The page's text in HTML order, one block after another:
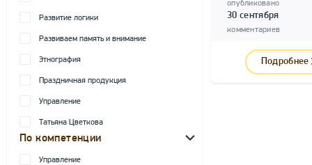
Развитие логики
Развиваем память и внимание
Этнография
Праздничная продукция
Управление
Татьяна Цветкова
По компетенции
Управление
опубликовано
30 сентября
комментариев
Подробнее